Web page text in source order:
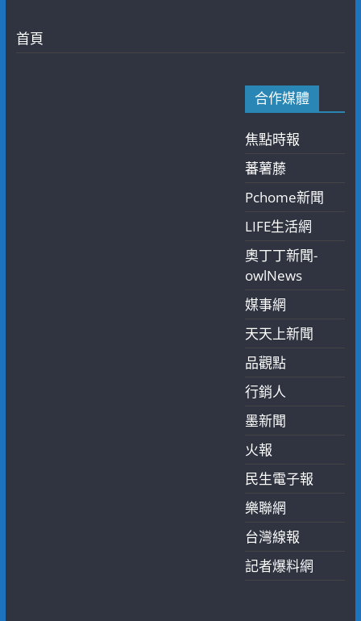
首頁
合作媒體
焦點時報
蕃薯藤
Pchome新聞
LIFE生活網
奧丁丁新聞-
owlNews
媒事網
天天上新聞
品觀點
行銷人
墨新聞
火報
民生電子報
樂聯網
台灣線報
記者爆料網